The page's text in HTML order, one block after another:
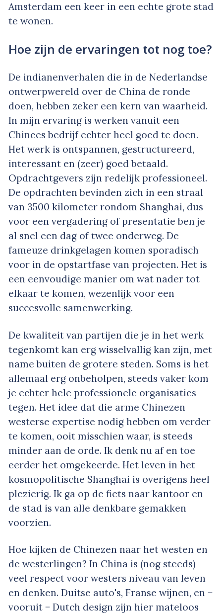
Amsterdam een keer in een echte grote stad
te wonen.
Hoe zijn de ervaringen tot nog toe?
De indianenverhalen die in de Nederlandse
ontwerpwereld over de China de ronde
doen, hebben zeker een kern van waarheid.
In mijn ervaring is werken vanuit een
Chinees bedrijf echter heel goed te doen.
Het werk is ontspannen, gestructureerd,
interessant en (zeer) goed betaald.
Opdrachtgevers zijn redelijk professioneel.
De opdrachten bevinden zich in een straal
van 3500 kilometer rondom Shanghai, dus
voor een vergadering of presentatie ben je
al snel een dag of twee onderweg. De
fameuze drinkgelagen komen sporadisch
voor in de opstartfase van projecten. Het is
een eenvoudige manier om wat nader tot
elkaar te komen, wezenlijk voor een
succesvolle samenwerking.
De kwaliteit van partijen die je in het werk
tegenkomt kan erg wisselvallig kan zijn, met
name buiten de grotere steden. Soms is het
allemaal erg onbeholpen, steeds vaker kom
je echter hele professionele organisaties
tegen. Het idee dat die arme Chinezen
westerse expertise nodig hebben om verder
te komen, ooit misschien waar, is steeds
minder aan de orde. Ik denk nu af en toe
eerder het omgekeerde. Het leven in het
kosmopolitische Shanghai is overigens heel
plezierig. Ik ga op de fiets naar kantoor en
de stad is van alle denkbare gemakken
voorzien.
Hoe kijken de Chinezen naar het westen en
de westerlingen? In China is (nog steeds)
veel respect voor westers niveau van leven
en denken. Duitse auto's, Franse wijnen, en −
vooruit − Dutch design zijn hier mateloos